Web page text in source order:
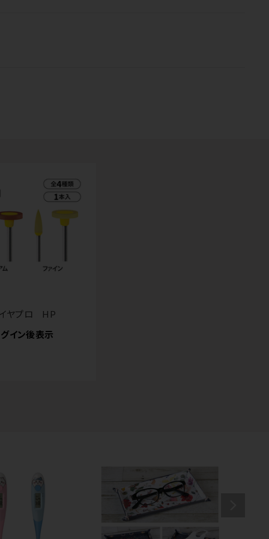
ヤプロ HP
イン後表示